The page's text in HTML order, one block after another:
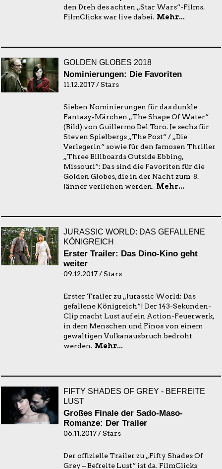
den Dreh des achten „Star Wars“-Films.
FilmClicks war live dabei. Mehr...
GOLDEN GLOBES 2018
Nominierungen: Die Favoriten
11.12.2017 / Stars
Sieben Nominierungen für das dunkle
Fantasy-Märchen „The Shape Of Water“
(Bild) von Guillermo Del Toro. Je sechs für
Steven Spielbergs „The Post“ / „Die
Verlegerin“ sowie für den famosen Thriller
„Three Billboards Outside Ebbing,
Missouri“: Das sind die Favoriten für die
Golden Globes, die in der Nacht zum 8.
Jänner verliehen werden. Mehr...
JURASSIC WORLD: DAS GEFALLENE
KÖNIGREICH
Erster Trailer: Das Dino-Kino geht
weiter
09.12.2017 / Stars
Erster Trailer zu „Jurassic World: Das
gefallene Königreich“! Der 143-Sekunden-
Clip macht Lust auf ein Action-Feuerwerk,
in dem Menschen und Finos von einem
gewaltigen Vulkanausbruch bedroht
werden. Mehr...
FIFTY SHADES OF GREY - BEFREITE
LUST
Großes Finale der Sado-Maso-
Romanze: Der Trailer
06.11.2017 / Stars
Der offizielle Trailer zu „Fifty Shades Of
Grey – Befreite Lust“ ist da. FilmClicks